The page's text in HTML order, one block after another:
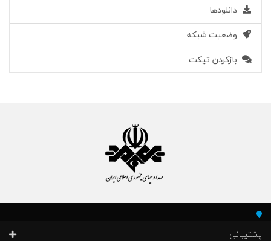
دانلودها
وضعیت شبکه
بازکردن تیکت
پشتیبانی